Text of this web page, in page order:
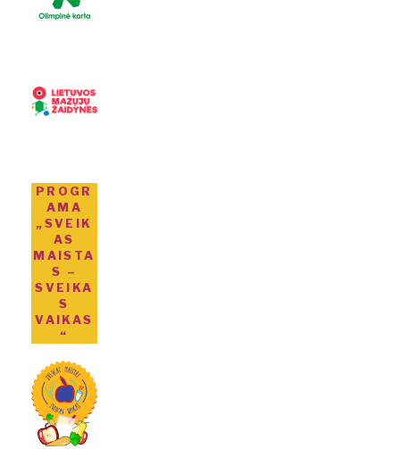
PROGR
AMA
„SVEIK
AS
MAISTA
S –
SVEIKA
S
VAIKAS
“